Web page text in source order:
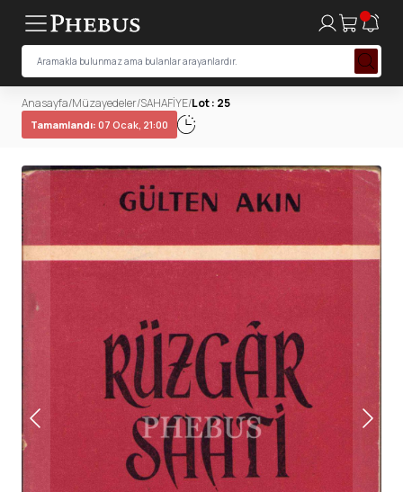
Anasayfa/Müzayedeler/SAHAFİYE/Lot : 25
Tamamlandı: 07 Ocak, 21:00